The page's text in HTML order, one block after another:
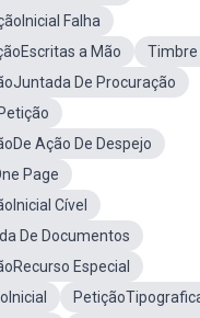
Falha
a Mão
Timbre
De Procuração
Ação De Despejo
Page
Cível
De Documentos
Especial